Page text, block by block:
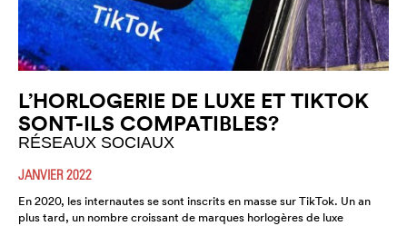
L’HORLOGERIE DE LUXE ET TIKTOK
SONT-ILS COMPATIBLES?
RÉSEAUX SOCIAUX
JANVIER 2022
En 2020, les internautes se sont inscrits en masse sur TikTok. Un an
plus tard, un nombre croissant de marques horlogères de luxe